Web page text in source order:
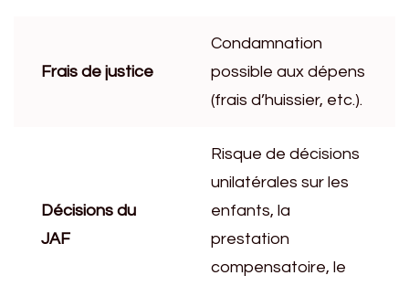
Frais de justice
Condamnation
possible aux dépens
(frais d’huissier, etc.).
Décisions du
JAF
Risque de décisions
unilatérales sur les
enfants, la
prestation
compensatoire, le